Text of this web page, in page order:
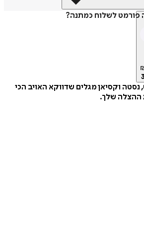
פורמט לשלוח כמתנה?
נסטה וקסיאן מגלים שדווקא האויב הכי
ההצלה שלך.